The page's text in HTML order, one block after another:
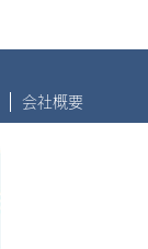
会社概要